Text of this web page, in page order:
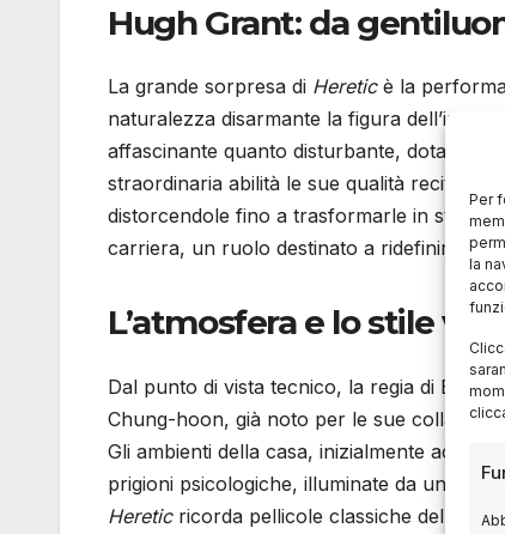
Per
la
Hugh Grant: da
La grande sorpresa di Hereticè la
naturalezza disarmante la figura
affascinante quanto disturbante, dotata di
straordinaria abilità le sue qualità recitative
distorcendole fino a trasformarle in
carriera, un ruolo destinato a ridefinire
L’atmosfera e lo stile
Dal punto di vista tecnico, la regia di Beck
Chung-hoon, già noto per le sue
Gli ambienti della casa, inizialmente
prigioni psicologiche, illuminate da una
Hereticricorda pellicole classiche del